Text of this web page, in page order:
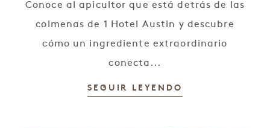
Conoce al apicultor que está detrás de las
colmenas de 1 Hotel Austin y descubre
cómo un ingrediente extraordinario
conecta...
SEGUIR LEYENDO